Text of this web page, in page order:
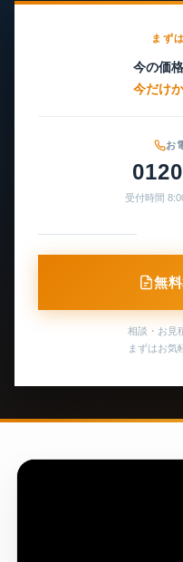
まず
今の価
今だけ
お
受付時間
無
相談・お見
まずはお気